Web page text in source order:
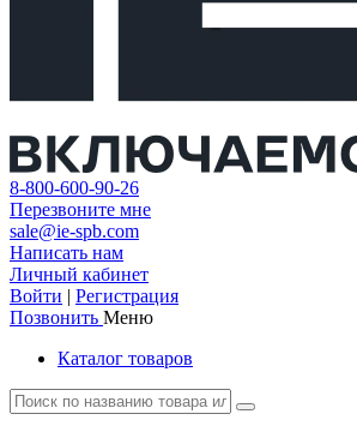
8-800-600-90-26
Перезвоните мне
sale@ie-spb.com
Написать нам
Личный кабинет
Войти | Регистрация
Позвонить Меню
Каталог товаров